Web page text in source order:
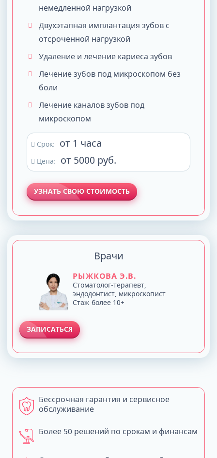
немедленной нагрузкой
Двухэтапная имплантация зубов с
отсроченной нагрузкой
Удаление и лечение кариеса зубов
Лечение зубов под микроскопом без
боли
Лечение каналов зубов под
микроскопом
Срок: от 1 часа
Цена: от 5000 руб.
УЗНАТЬ СВОЮ СТОИМОСТЬ
Врачи
РЫЖКОВА Э.В.
Стоматолог-терапевт,
эндодонтист, микроскопист
Стаж более 10+
ЗАПИСАТЬСЯ
Бессрочная гарантия и сервисное
обслуживание
Более 50 решений по срокам и финансам